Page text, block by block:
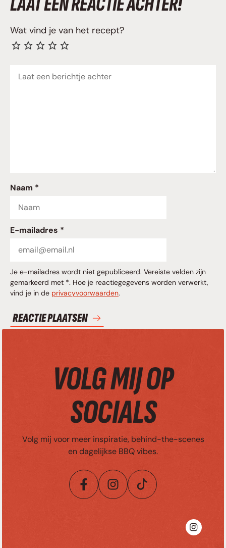
Wat vind je van het recept?
Naam *
E-mailadres *
Je e-mailadres wordt niet gepubliceerd. Vereiste velden zijn
gemarkeerd met *. Hoe je reactiegegevens worden verwerkt,
vind je in de privacyvoorwaarden.
VOLG MIJ OP
SOCIALS
Volg mij voor meer inspiratie, behind-the-scenes
en dagelijkse BBQ vibes.